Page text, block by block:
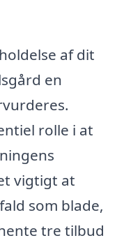
af dit
en
rolle i at
vigtigt at
som blade,
tre tilbud